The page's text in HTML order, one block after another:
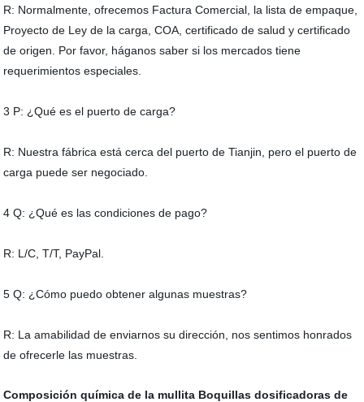
R: Normalmente, ofrecemos Factura Comercial, la lista de empaque,
Proyecto de Ley de la carga, COA, certificado de salud y certificado
de origen. Por favor, háganos saber si los mercados tiene
requerimientos especiales.
3 P: ¿Qué es el puerto de carga?
R: Nuestra fábrica está cerca del puerto de Tianjin, pero el puerto de
carga puede ser negociado.
4 Q: ¿Qué es las condiciones de pago?
R: L/C, T/T, PayPal.
5 Q: ¿Cómo puedo obtener algunas muestras?
R: La amabilidad de enviarnos su dirección, nos sentimos honrados
de ofrecerle las muestras.
Composición química de la mullita Boquillas dosificadoras de